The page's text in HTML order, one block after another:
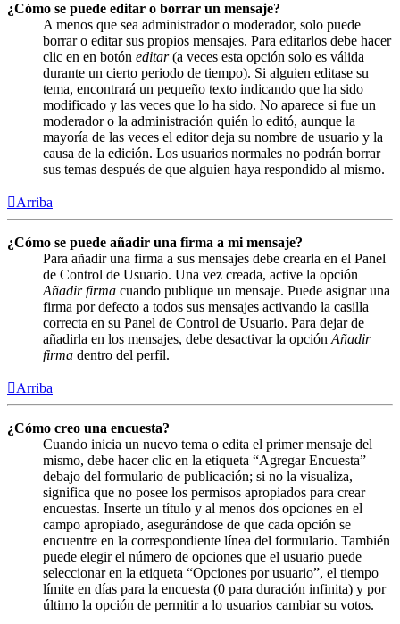
¿Cómo se puede editar o borrar un mensaje?
A menos que sea administrador o moderador, solo puede
borrar o editar sus propios mensajes. Para editarlos debe hacer
clic en en botón editar(a veces esta opción solo es válida
durante un cierto periodo de tiempo). Si alguien editase su
tema, encontrará un pequeño texto indicando que ha sido
modificado y las veces que lo ha sido. No aparece si fue un
moderador o la administración quién lo editó, aunque la
mayoría de las veces el editor deja su nombre de usuario y la
causa de la edición. Los usuarios normales no podrán borrar
sus temas después de que alguien haya respondido al mismo.
Arriba
¿Cómo se puede añadir una firma a mi mensaje?
Para añadir una firma a sus mensajes debe crearla en el Panel
de Control de Usuario. Una vez creada, active la opción
Añadir firma cuando publique un mensaje. Puede asignar una
firma por defecto a todos sus mensajes activando la casilla
correcta en su Panel de Control de Usuario. Para dejar de
añadirla en los mensajes, debe desactivar la opción Añadir
firma dentro del perfil.
Arriba
¿Cómo creo una encuesta?
Cuando inicia un nuevo tema o edita el primer mensaje del
mismo, debe hacer clic en la etiqueta “Agregar Encuesta”
debajo del formulario de publicación; si no la visualiza,
significa que no posee los permisos apropiados para crear
encuestas. Inserte un título y al menos dos opciones en el
campo apropiado, asegurándose de que cada opción se
encuentre en la correspondiente línea del formulario. También
puede elegir el número de opciones que el usuario puede
seleccionar en la etiqueta “Opciones por usuario”, el tiempo
límite en días para la encuesta (0 para duración infinita) y por
último la opción de permitir a lo usuarios cambiar su votos.